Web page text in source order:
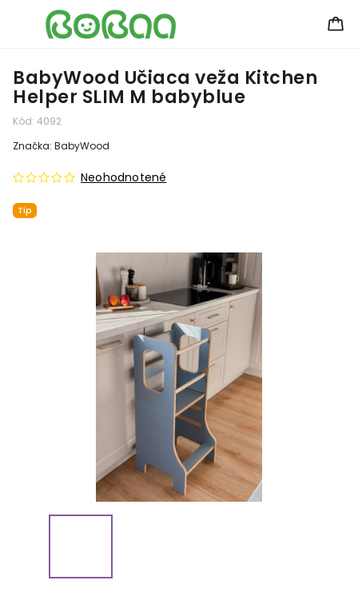
BabyWood Učiaca veža Kitchen
Helper SLIM M babyblue
Kód: 4092
Tip
Neohodnotené
Značka: BabyWood